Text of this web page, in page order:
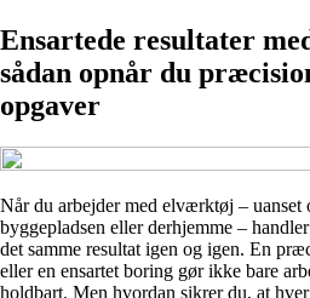
Ensartede resultater
sådan opnår du
opgaver
Når du arbejder med elværktøj – uanset
byggepladsen eller derhjemme –
det samme resultat igen og igen. En
eller en ensartet boring gør ikke bare
holdbart. Men hvordan sikrer du, at